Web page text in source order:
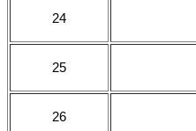
24
25
26